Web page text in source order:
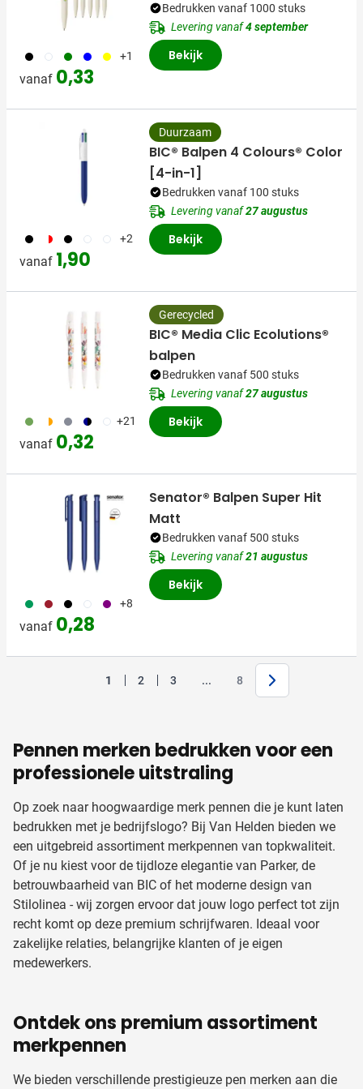
001 002 004 005 006 +1
vanaf 0,33
Bedrukken vanaf 1000 stuks
Levering vanaf4 september
Bekijk
001 188 002 169 224 +2
vanaf 1,90
Duurzaam
BIC® Balpen 4 Colours® Color
[4-in-1]
Bedrukken vanaf 100 stuks
Levering vanaf27 augustus
Bekijk
191 192 197 155 872 +21
vanaf 0,32
Gerecycled
BIC® Media Clic Ecolutions®
balpen
Bedrukken vanaf 500 stuks
Levering vanaf27 augustus
Bekijk
060 371 001 002 024 +8
vanaf 0,28
Senator® Balpen Super Hit
Matt
Bedrukken vanaf 500 stuks
Levering vanaf21 augustus
Bekijk
Je leest momenteel pagina
1 Pagina
2 Pagina
3 Jump forward
... Pagina
8 Volgende
Pennen merken bedrukken voor een
professionele uitstraling
Op zoek naar hoogwaardige merk pennen die je kunt laten
bedrukken met je bedrijfslogo? Bij Van Helden bieden we
een uitgebreid assortiment merkpennen van topkwaliteit.
Of je nu kiest voor de tijdloze elegantie van Parker, de
betrouwbaarheid van BIC of het moderne design van
Stilolinea - wij zorgen ervoor dat jouw logo perfect tot zijn
recht komt op deze premium schrijfwaren. Ideaal voor
zakelijke relaties, belangrijke klanten of je eigen
medewerkers.
Ontdek ons premium assortiment
merkpennen
We bieden verschillende prestigieuze pen merken aan die